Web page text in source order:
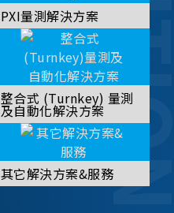
PXI量測解決方案
整合式 (Turnkey) 量測
及自動化解決方案
其它解決方案&服務